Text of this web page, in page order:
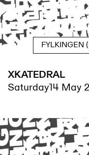
FYLKINGEN
XKATEDRAL
Saturday14 May